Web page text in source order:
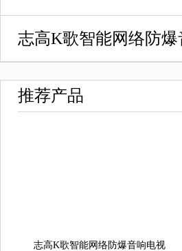
志高K歌智能网络防爆
推荐产品
志高K歌智能网络防爆音响电视